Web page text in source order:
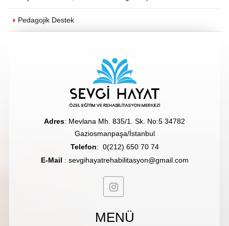
Pedagojik Destek
Adres: Mevlana Mh. 835/1. Sk. No:5 34782
Gaziosmanpaşa/İstanbul
Telefon: 0(212) 650 70 74
E-Mail : sevgihayatrehabilitasyon@gmail.com
MENÜ